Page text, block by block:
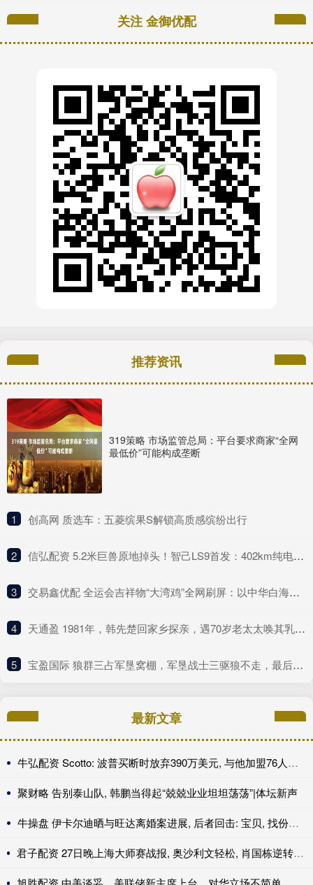
关注 金御优配
推荐资讯
319策略 市场监管总局：平台要求商家“全网
最低价”可能构成垄断
1 ​创高网 质选车：五菱缤果S解锁高质感缤纷出行
2 ​信弘配资 5.2米巨兽原地掉头！智己LS9首发：402km纯电续航+线控黑科技
3 ​交易鑫优配 全运会吉祥物“大湾鸡”全网刷屏：以中华白海豚为原型
4 ​天通盈 1981年，韩先楚回家乡探亲，遇70岁老太太唤其乳名，泪水夺眶而出
5 ​宝盈国际 狼群三占军垦窝棚，军垦战士三驱狼不走，最后动用火攻｜轶闻
最新文章
牛弘配资 Scotto: 波普买断时放弃390万美元, 与他加盟76人年薪相同
聚财略 告别泰山队, 韩鹏当得起“兢兢业业坦坦荡荡”|体坛新声
牛操盘 伊卡尔迪晒与旺达离婚案进展, 后者回击: 宝贝, 找份工作吧
君子配资 27日晚上海大师赛战报, 奥沙利文轻松, 肖国栋逆转, 周跃龙绝杀